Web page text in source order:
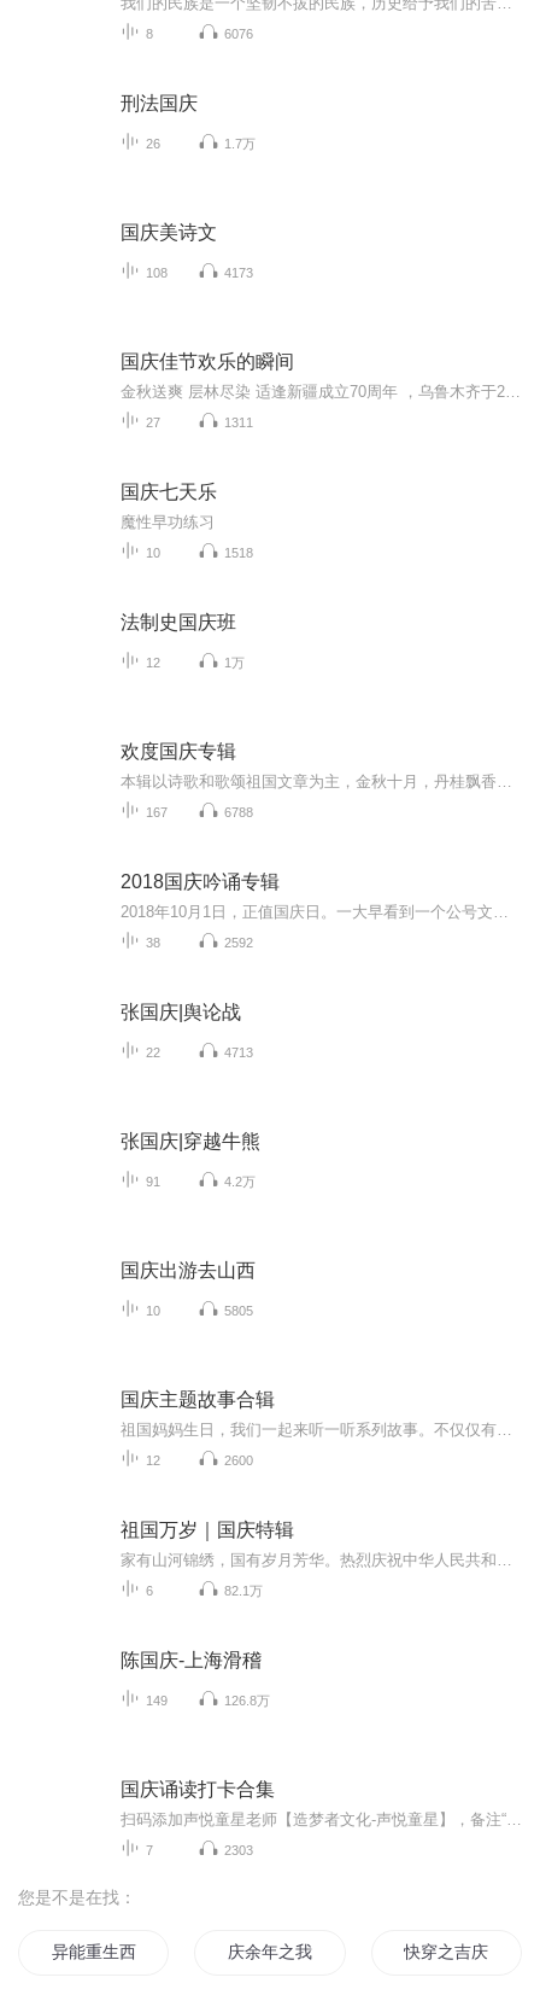
8 6076
刑法国庆
26 1.7万
国庆美诗文
108 4173
国庆佳节欢乐的瞬间
27 1311
国庆七天乐
魔性早功练习
10 1518
法制史国庆班
12 1万
欢度国庆专辑
167 6788
2018国庆吟诵专辑
38 2592
张国庆|舆论战
22 4713
张国庆|穿越牛熊
91 4.2万
国庆出游去山西
10 5805
国庆主题故事合辑
12 2600
祖国万岁｜国庆特辑
6 82.1万
陈国庆-上海滑稽
149 126.8万
国庆诵读打卡合集
7 2303
您是不是在找：
异能重生西门庆 庆余年之我叫王启年 快穿之吉庆有余